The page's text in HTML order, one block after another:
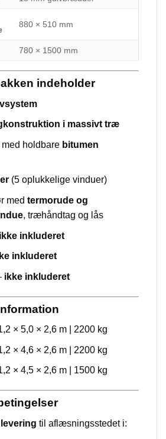
880 × 510 mm
780 × 1500 mm
indeholder
i massivt træ
holdbare bitumen
(5 oplukkelige vinduer)
med termorude og
, træhåndtag og lås
ikke inkluderet
inkluderet
ikke inkluderet
× 5,0 × 2,6 m | 2200 kg
× 4,6 × 2,6 m | 2200 kg
× 4,5 × 2,6 m | 1500 kg
til aflæsningsstedet i: